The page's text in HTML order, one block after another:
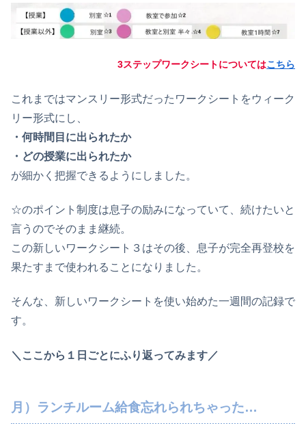
3ステップワークシートについてはこちら
これまではマンスリー形式だったワークシートをウィーク
リー形式にし、
・何時間目に出られたか
・どの授業に出られたか
が細かく把握できるようにしました。
☆のポイント制度は息子の励みになっていて、続けたいと
言うのでそのまま継続。
この新しいワークシート３はその後、息子が完全再登校を
果たすまで使われることになりました。
そんな、新しいワークシートを使い始めた一週間の記録で
す。
＼ここから１日ごとにふり返ってみます／
月）ランチルーム給食忘れられちゃった…